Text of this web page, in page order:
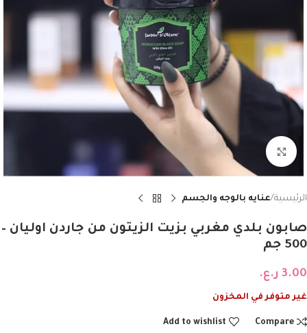
Click to enlarge
الرئيسية عنايه بالوجه والجسم
صابون بلدي مغربي بزيت الزيتون من جاردن اوليان –
500 جم
3.00 ر.ع.
غير متوفر في المخزون
Compare
Add to wishlist